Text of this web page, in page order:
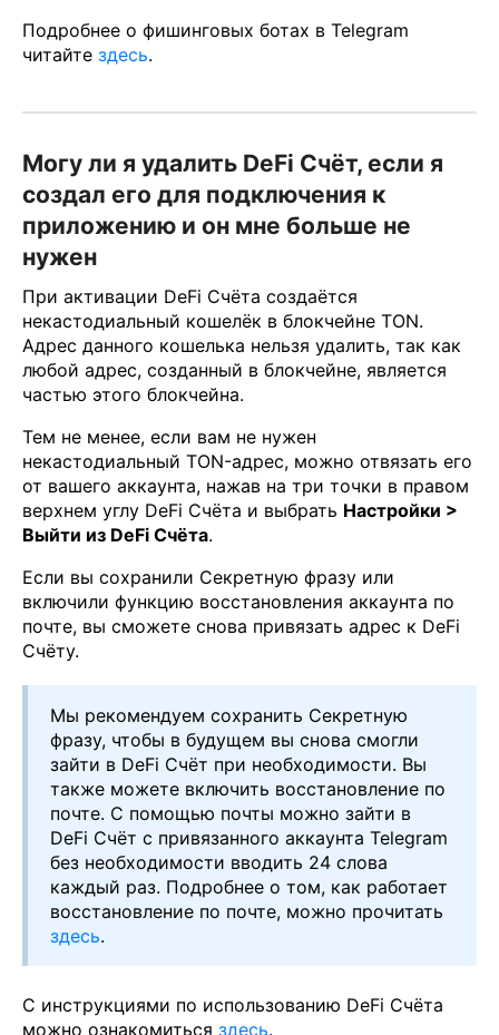
Подробнее о фишинговых ботах в Telegram
читайте здесь.
Могу ли я удалить DeFi Счёт, если я
создал его для подключения к
приложению и он мне больше не
нужен
При активации DeFi Счёта создаётся
некастодиальный кошелёк в блокчейне TON.
Адрес данного кошелька нельзя удалить, так как
любой адрес, созданный в блокчейне, является
частью этого блокчейна.
Тем не менее, если вам не нужен
некастодиальный TON-адрес, можно отвязать его
от вашего аккаунта, нажав на три точки в правом
верхнем углу DeFi Счёта и выбрать Настройки >
Выйти из DeFi Счёта.
Если вы сохранили Секретную фразу или
включили функцию восстановления аккаунта по
почте, вы сможете снова привязать адрес к DeFi
Счёту.
Мы рекомендуем сохранить Секретную
фразу, чтобы в будущем вы снова смогли
зайти в DeFi Счёт при необходимости. Вы
также можете включить восстановление по
почте. С помощью почты можно зайти в
DeFi Счёт с привязанного аккаунта Telegram
без необходимости вводить 24 слова
каждый раз. Подробнее о том, как работает
восстановление по почте, можно прочитать
здесь.
С инструкциями по использованию DeFi Счёта
можно ознакомиться здесь.